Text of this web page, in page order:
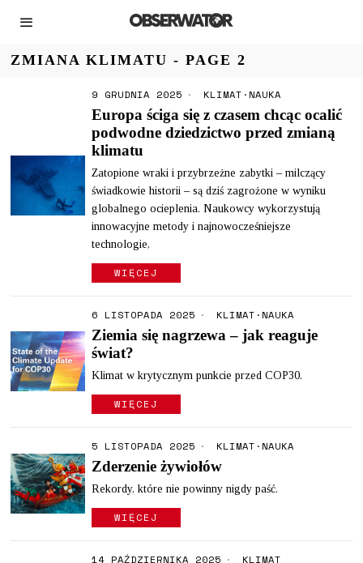
ZMIANA KLIMATU - PAGE 2
9 GRUDNIA 2025 KLIMAT · NAUKA
Europa ściga się z czasem chcąc ocalić
podwodne dziedzictwo przed zmianą
klimatu
Zatopione wraki i przybrzeżne zabytki – milczący
świadkowie historii – są dziś zagrożone w wyniku
globalnego ocieplenia. Naukowcy wykorzystują
innowacyjne metody i najnowocześniejsze
technologie,
WIĘCEJ
6 LISTOPADA 2025 KLIMAT · NAUKA
Ziemia się nagrzewa – jak reaguje
świat?
Klimat w krytycznym punkcie przed COP30.
WIĘCEJ
5 LISTOPADA 2025 KLIMAT · NAUKA
Zderzenie żywiołów
Rekordy, które nie powinny nigdy paść.
WIĘCEJ
14 PAŹDZIERNIKA 2025 KLIMAT